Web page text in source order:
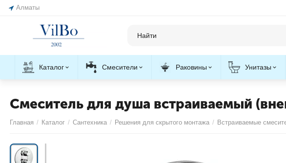
Алматы
Каталог Смесители Раковины Унитазы
Смеситель для душа встраиваемый
Главная / Каталог / Сантехника / Решения для скрытого монтажа / Встраиваемые